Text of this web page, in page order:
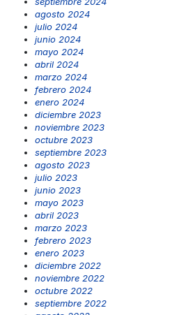
agosto 2024
julio 2024
junio 2024
mayo 2024
abril 2024
marzo 2024
febrero 2024
enero 2024
diciembre 2023
noviembre 2023
octubre 2023
septiembre 2023
agosto 2023
julio 2023
junio 2023
mayo 2023
abril 2023
marzo 2023
febrero 2023
enero 2023
diciembre 2022
noviembre 2022
octubre 2022
septiembre 2022